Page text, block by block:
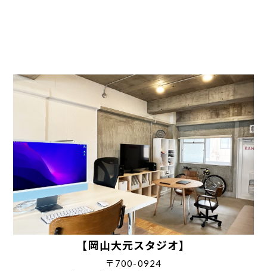
【岡山大元スタジオ】
〒700-0924